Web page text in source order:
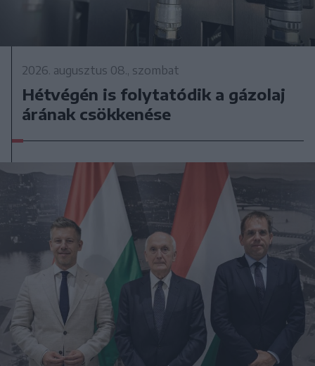
2026. augusztus 08., szombat
Hétvégén is folytatódik a gázolaj
árának csökkenése